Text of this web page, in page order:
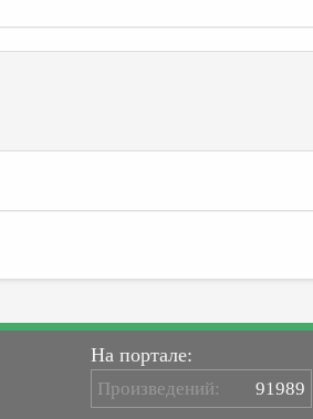
На портале:
Произведений: 91989